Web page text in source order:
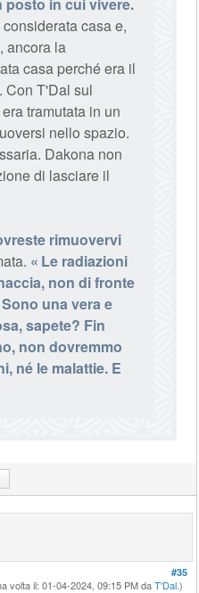
casa e,
ancora la
casa perché era il
Con T'Dal sul
tramutata in un
nello spazio.
Dakona non
di lasciare il
rimuovervi
Le radiazioni
non di fronte
una vera e
sapete? Fin
non dovremmo
né le malattie. E
#35
volta il: 01-04-2024, 09:15 PM daT'Dal.)